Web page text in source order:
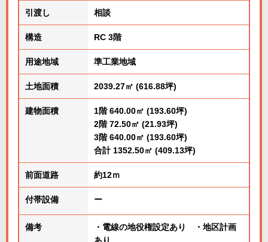
引渡し 相談
構造 RC 3階
用途地域 準工業地域
土地面積 2039.27㎡ (616.88坪)
建物面積
1階 640.00㎡ (193.60坪)
2階 72.50㎡ (21.93坪)
3階 640.00㎡ (193.60坪)
合計 1352.50㎡ (409.13坪)
前面道路 約12ｍ
付帯設備 ー
備考
・電線の地役権設定あり ・地区計画